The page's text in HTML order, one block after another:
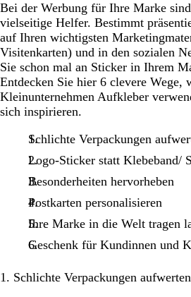
Bei der Werbung für Ihre Marke sind
vielseitige Helfer. Bestimmt
auf Ihren wichtigsten
Visitenkarten) und in den sozialen
Sie schon mal an Sticker in Ihrem
Entdecken Sie hier 6 clevere Wege,
Kleinunternehmen Aufkleber
sich inspirieren.
Schlichte Verpackungen
Logo-Sticker statt Klebeband/
Besonderheiten hervorheben
Postkarten personalisieren
Ihre Marke in die Welt tragen
Geschenk für Kundinnen und
1. Schlichte Verpackungen aufwerten
2. Logo-Sticker statt
3. Besonderheiten hervorheben
4. Postkarten personalisieren
5. Ihre Marke in die Welt
6. Geschenk für Kundinnen